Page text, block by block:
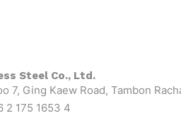
Steel Co., Ltd.
7, Ging Kaew Road, Tambon
2 175 1653 4